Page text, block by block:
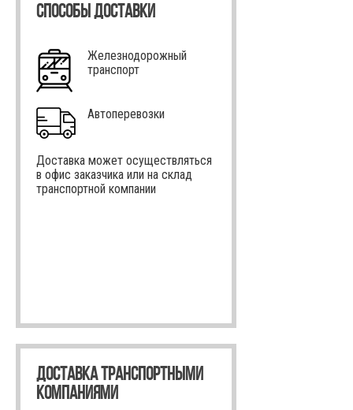
СПОСОБЫ ДОСТАВКИ
Железнодорожный
транспорт
Автоперевозки
Доставка может осуществляться
в офис заказчика или на склад
транспортной компании
ДОСТАВКА ТРАНСПОРТНЫМИ
КОМПАНИЯМИ